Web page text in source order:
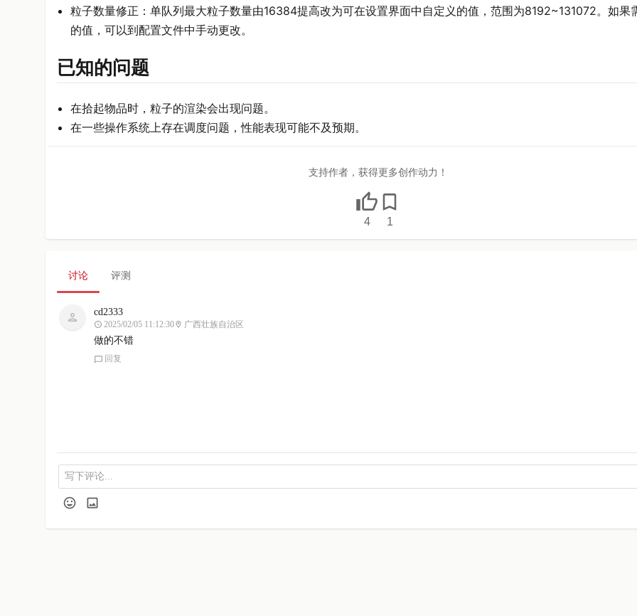
粒子数量修正：单队列最大粒子数量由16384提高改为可在设置界面中自定义的值，范围为8192~131072。如果
的值，可以到配置文件中手动更改。
已知的问题
在拾起物品时，粒子的渲染会出现问题。
在一些操作系统上存在调度问题，性能表现可能不及预期。
支持作者，获得更多创作动力！
4 1
讨论 评测
cd2333
2025/02/05 11:12:30 广西壮族自治区
做的不错
回复